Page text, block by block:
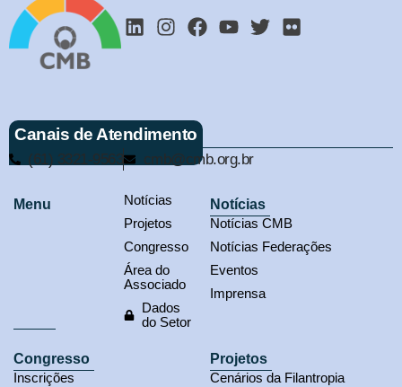
Canais de Atendimento
(61) 3321-9563 cmb@cmb.org.br
Menu
Notícias
Projetos
Congresso
Área do
Associado
Dados
do Setor
Notícias
Notícias CMB
Notícias Federações
Eventos
Imprensa
Congresso
Inscrições
Projetos
Cenários da Filantropia